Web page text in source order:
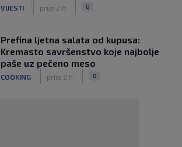
VIJESTI prije 2 h 0
Prefina ljetna salata od kupusa:
Kremasto savršenstvo koje najbolje
paše uz pečeno meso
COOKING prije 2 h 0